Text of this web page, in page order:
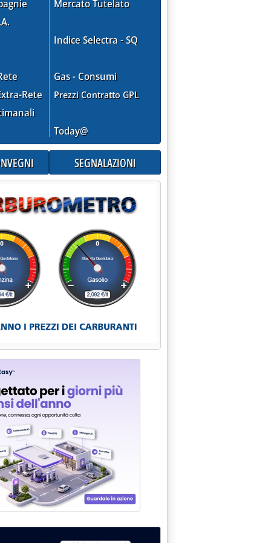
Energia, per la cessione serve l'ok degli americani'
Rete
Mercato Tutelato
Indice Selectra - SQ
Gas - Consumi
Prezzi Contratto GPL
Today@
SEGNALAZIONI